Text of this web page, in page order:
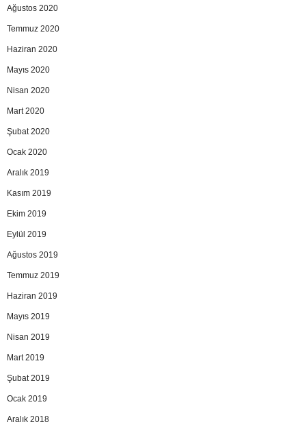
Ağustos 2020
Temmuz 2020
Haziran 2020
Mayıs 2020
Nisan 2020
Mart 2020
Şubat 2020
Ocak 2020
Aralık 2019
Kasım 2019
Ekim 2019
Eylül 2019
Ağustos 2019
Temmuz 2019
Haziran 2019
Mayıs 2019
Nisan 2019
Mart 2019
Şubat 2019
Ocak 2019
Aralık 2018